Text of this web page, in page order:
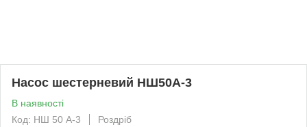
Насос шестерневий НШ50А-3
В наявності
Код: НШ 50 А-3
Роздріб